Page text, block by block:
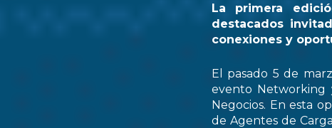
La primera
destacados
conexiones y
El pasado 5 de
evento Networking
Negocios. En esta
de Agentes de